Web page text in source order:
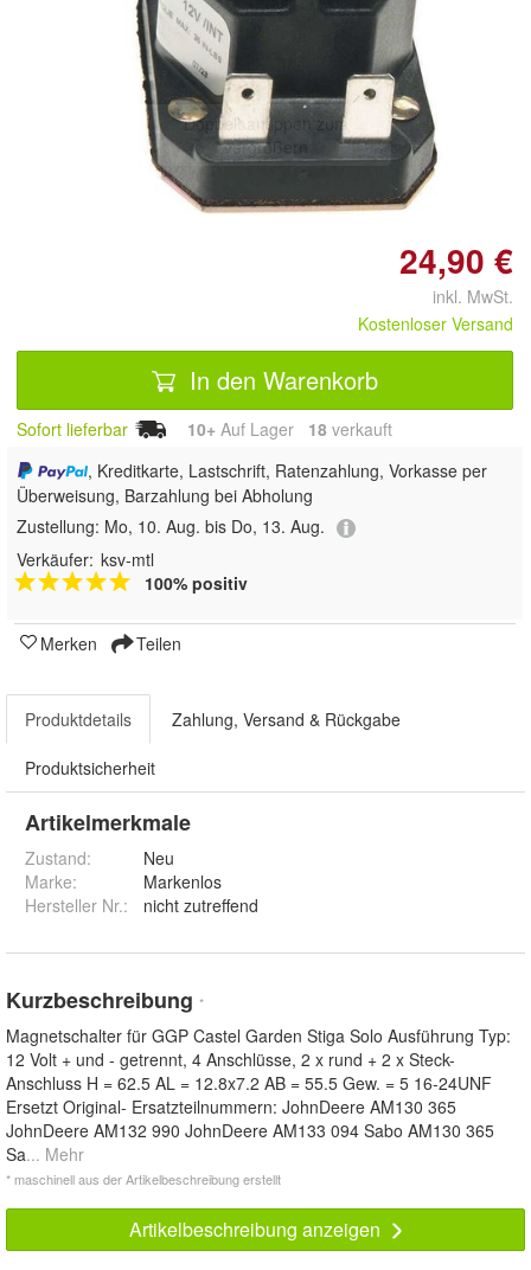
Doppelt antippen zum
vergrößern
24,90 €
inkl. MwSt.
Kostenloser Versand
In den Warenkorb
Sofort lieferbar 10+ Auf Lager 18 verkauft
, Kreditkarte, Lastschrift, Ratenzahlung, Vorkasse per
Überweisung, Barzahlung bei Abholung
Zustellung: Mo, 10. Aug. bis Do, 13. Aug.
Verkäufer: ksv-mtl
100% positiv
Merken Teilen
Produktdetails Zahlung, Versand & Rückgabe
Produktsicherheit
Artikelmerkmale
Zustand:
Neu
Marke:
Markenlos
Hersteller Nr.:
nicht zutreffend
Kurzbeschreibung *
Magnetschalter für GGP Castel Garden Stiga Solo Ausführung Typ:
12 Volt + und - getrennt, 4 Anschlüsse, 2 x rund + 2 x Steck-
Anschluss H = 62.5 AL = 12.8x7.2 AB = 55.5 Gew. = 5 16-24UNF
Ersetzt Original- Ersatzteilnummern: JohnDeere AM130 365
JohnDeere AM132 990 JohnDeere AM133 094 Sabo AM130 365
Sa... Mehr
* maschinell aus der Artikelbeschreibung erstellt
Artikelbeschreibung anzeigen